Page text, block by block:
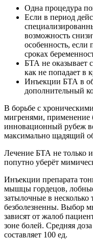
Одна процедура
Если в период
возможность
особенность, если
сроках
БТА не оказывает
как не попадает в
Инъекции БТА в
дополнительный
В борьбе с
мигренями, применение
инновационный рубеж
максимально щадящий
Лечение БТА не только
попутно уберёт
Инъекции препарата
мышцы гордецов,
затылочные в
безболезненны. Выбор
зависят от жалоб
зоне болей. Средняя
составляет 100 ед.